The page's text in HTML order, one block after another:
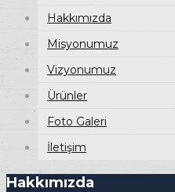
Hakkımızda
Misyonumuz
Vizyonumuz
Ürünler
Foto Galeri
İletişim
Hakkımızda